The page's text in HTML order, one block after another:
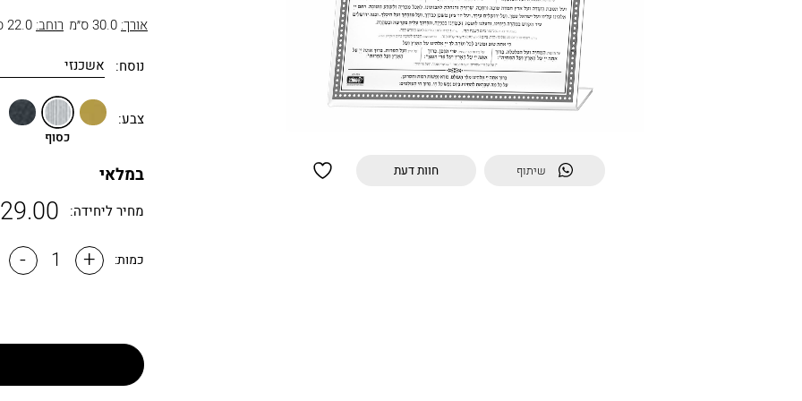
שיתוף חוות דעת
אורך: 30.0 ס״מ רוחב: 22.0 ס״מ
נוסח:
צבע:
זהב כסוף
כסוף
שחור
במלאי
מחיר ליחידה:
כמות: +
-